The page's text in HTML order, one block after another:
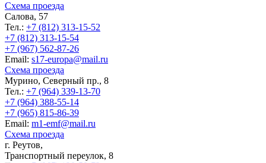
Схема проезда
Салова, 57
Тел.: +7 (812) 313-15-52
+7 (812) 313-15-54
+7 (967) 562-87-26
Еmail: s17-europa@mail.ru
Схема проезда
Мурино, Северный пр., 8
Тел.: +7 (964) 339-13-70
+7 (964) 388-55-14
+7 (965) 815-86-39
Еmail: m1-emf@mail.ru
Схема проезда
г. Реутов,
Транспортный переулок, 8